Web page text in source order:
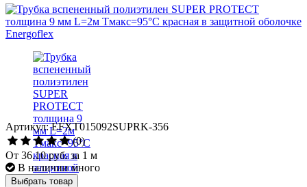
Артикул: EFXT015092SUPRK-356
(0)
От 36.10 руб.за 1 м
В наличии много
Выбрать товар